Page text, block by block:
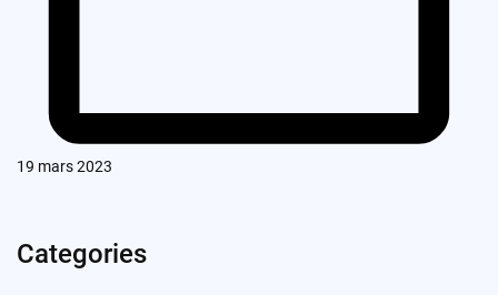
19 mars 2023
Categories